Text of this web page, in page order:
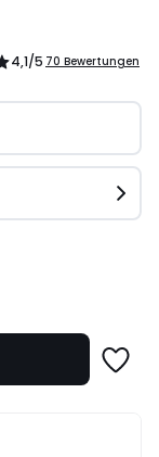
4,1/5 70 Bewertungen